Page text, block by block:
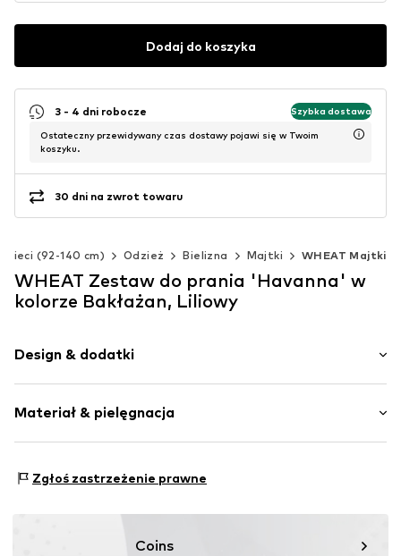
Dodaj do koszyka
3 - 4 dni robocze Szybka dostawa
Ostateczny przewidywany czas dostawy pojawi się w Twoim
koszyku.
30 dni na zwrot towaru
(92-140 cm) Odzież Bielizna Majtki WHEAT Majtki
WHEAT Zestaw do prania 'Havanna' w
kolorze Bakłażan, Liliowy
Design & dodatki
Dżersej
Koronka
Miękki w dotyku
9015-121-GOTS-22032-0260
Materiał & pielęgnacja
Kraj pochodzenia: Bangladesz
Zgłoś zastrzeżenie prawne
Coins